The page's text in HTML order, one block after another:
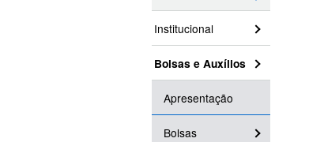
Institucional
Bolsas e Auxílios
Apresentação
Bolsas